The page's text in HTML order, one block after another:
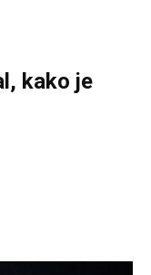
kako je